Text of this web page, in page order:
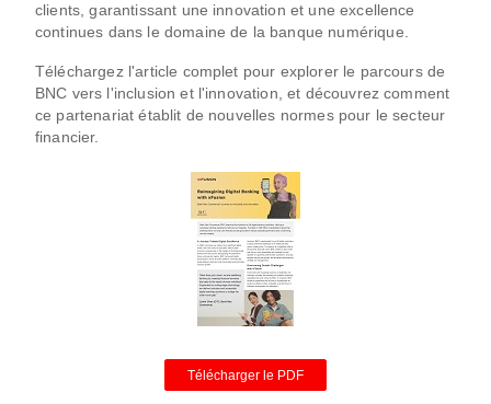
clients, garantissant une innovation et une excellence
continues dans le domaine de la banque numérique.
Téléchargez l'article complet pour explorer le parcours de
BNC vers l'inclusion et l'innovation, et découvrez comment
ce partenariat établit de nouvelles normes pour le secteur
financier.
Télécharger le PDF